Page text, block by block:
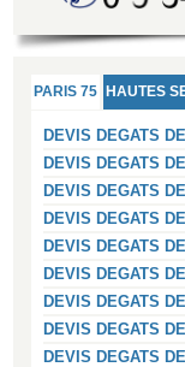
PARIS 75 HAUTES
DEVIS DEGATS
DEVIS DEGATS
DEVIS DEGATS
DEVIS DEGATS
DEVIS DEGATS
DEVIS DEGATS
DEVIS DEGATS
DEVIS DEGATS
DEVIS DEGATS